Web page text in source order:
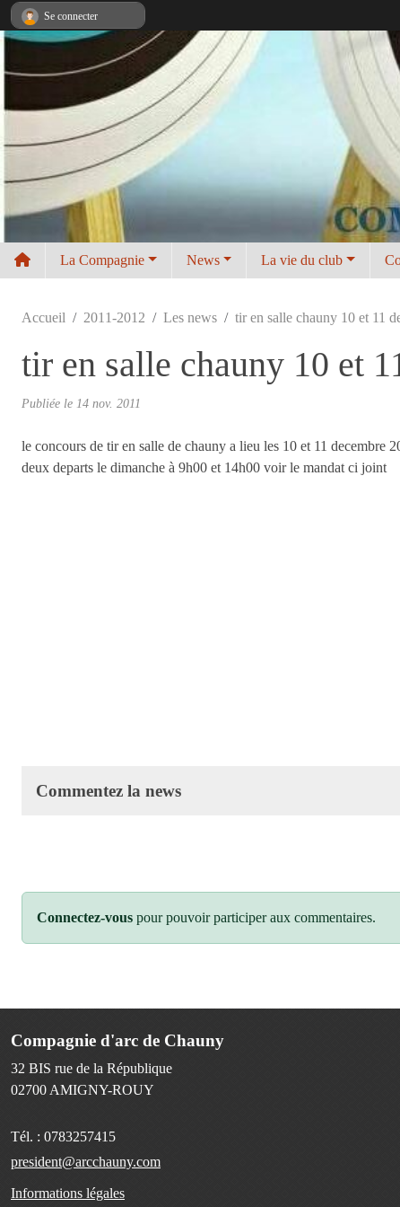
La Compagnie News La vie du club
Accueil 2011-2012 Les news tir en salle chauny 10 et 11
tir en salle chauny 10 et
Publiée le 14 nov. 2011
le concours de tir en salle de chauny a lieu les 10 et 11 decembre
deux departs le dimanche à 9h00 et 14h00 voir le mandat ci joint
Commentez la news
Connectez-vous pour pouvoir participer aux commentaires.
Compagnie d'arc de Chauny
32 BIS rue de la République
02700 AMIGNY-ROUY
Tél. : 0783257415
president@arcchauny.com
Informations légales
Se connecter
Panneau de gestion des cookies